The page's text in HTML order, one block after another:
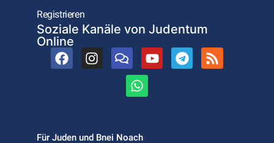
Registrieren
Soziale Kanäle von Judentum
Online
Für Juden und Bnei Noach